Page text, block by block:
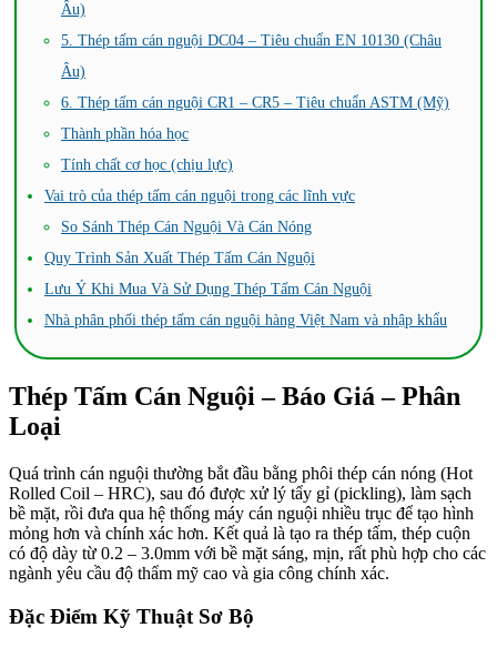
Âu)
5. Thép tấm cán nguội DC04 – Tiêu chuẩn EN 10130 (Châu
Âu)
6. Thép tấm cán nguội CR1 – CR5 – Tiêu chuẩn ASTM (Mỹ)
Thành phần hóa học
Tính chất cơ học (chịu lực)
Vai trò của thép tấm cán nguội trong các lĩnh vực
So Sánh Thép Cán Nguội Và Cán Nóng
Quy Trình Sản Xuất Thép Tấm Cán Nguội
Lưu Ý Khi Mua Và Sử Dụng Thép Tấm Cán Nguội
Nhà phân phối thép tấm cán nguội hàng Việt Nam và nhập khẩu
Thép Tấm Cán Nguội – Báo Giá – Phân
Loại
Quá trình cán nguội thường bắt đầu bằng phôi thép cán nóng (Hot
Rolled Coil – HRC), sau đó được xử lý tẩy gỉ (pickling), làm sạch
bề mặt, rồi đưa qua hệ thống máy cán nguội nhiều trục để tạo hình
mỏng hơn và chính xác hơn. Kết quả là tạo ra thép tấm, thép cuộn
có độ dày từ 0.2 – 3.0mm với bề mặt sáng, mịn, rất phù hợp cho các
ngành yêu cầu độ thẩm mỹ cao và gia công chính xác.
Đặc Điểm Kỹ Thuật Sơ Bộ